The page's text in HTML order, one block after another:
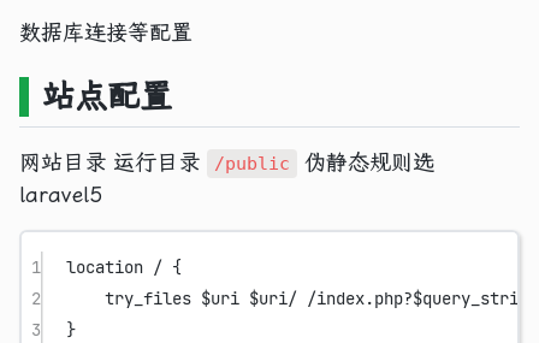
数据库连接等配置
站点配置
网站目录 运行目录 /public
伪静态规则选
laravel5
1 location / {
2
try_files $uri $uri/ /
3
}